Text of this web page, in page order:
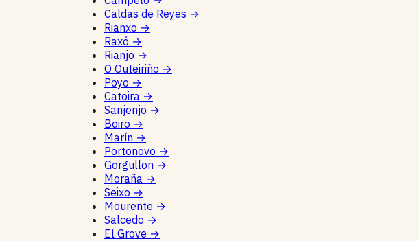
Caldas de Reyes →
Rianxo →
Raxó →
Rianjo →
O Outeiriño →
Poyo →
Catoira →
Sanjenjo →
Boiro →
Marín →
Portonovo →
Gorgullon →
Moraña →
Seixo →
Mourente →
Salcedo →
El Grove →